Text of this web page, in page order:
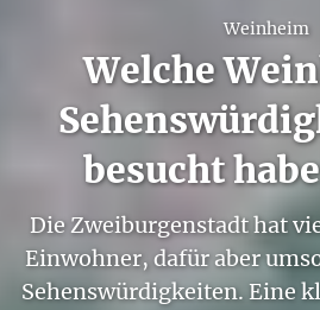
Weinheim
Welche
besucht
Die Zweiburgenstadt hat
Einwohner, dafür aber
Sehenswürdigkeiten. Eine